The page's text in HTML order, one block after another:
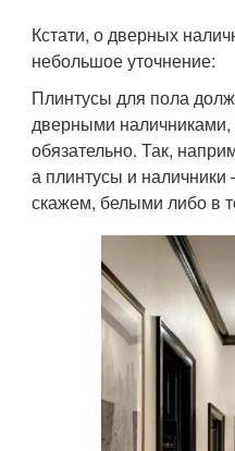
Кстати, о дверных
небольшое уточнение:
Плинтусы для пола
дверными
обязательно. Так,
а плинтусы и наличники
скажем, белыми либо в